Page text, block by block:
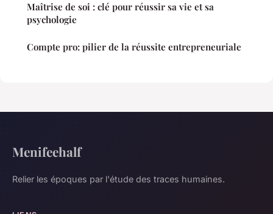
Maîtrise de soi : clé pour réussir sa vie et sa
psychologie
Compte pro: pilier de la réussite entrepreneuriale
Menifeehalf
Relier les époques par l'étude des traces humaines.